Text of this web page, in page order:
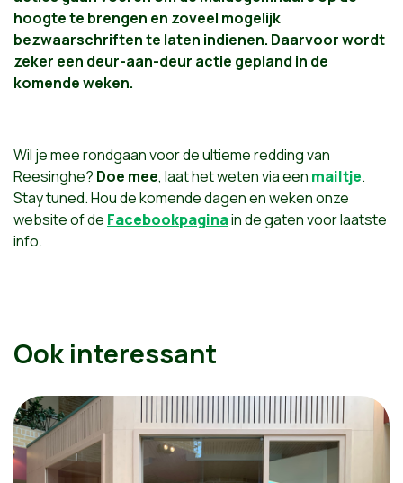
hoogte te brengen en zoveel mogelijk
bezwaarschriften te laten indienen. Daarvoor wordt
zeker een deur-aan-deur actie gepland in de
komende weken.
Wil je mee rondgaan voor de ultieme redding van
Reesinghe? Doe mee, laat het weten via een mailtje.
Stay tuned. Hou de komende dagen en weken onze
website of de Facebookpaginain de gaten voor laatste
info.
Ook interessant